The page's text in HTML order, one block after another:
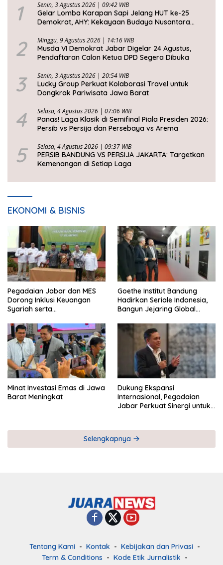
1 Senin, 3 Agustus 2026 | 09:42 WIB
Gelar Lomba Karapan Sapi Jelang HUT ke-25
Demokrat, AHY: Kekayaan Budaya Nusantara
2 Minggu, 9 Agustus 2026 | 14:16 WIB
Musda VI Demokrat Jabar Digelar 24 Agustus,
Pendaftaran Calon Ketua DPD Segera Dibuka
3 Senin, 3 Agustus 2026 | 20:54 WIB
Lucky Group Perkuat Kolaborasi Travel untuk
Dongkrak Pariwisata Jawa Barat
4 Selasa, 4 Agustus 2026 | 07:06 WIB
Panas! Laga Klasik di Semifinal Piala Presiden 2026:
Persib vs Persija dan Persebaya vs Arema
5 Selasa, 4 Agustus 2026 | 09:37 WIB
PERSIB BANDUNG VS PERSIJA JAKARTA: Targetkan
Kemenangan di Setiap Laga
EKONOMI & BISNIS
Pegadaian Jabar dan MES
Dorong Inklusi Keuangan
Syariah serta
Goethe Institut Bandung
Hadirkan Seriale Indonesia,
Bangun Jejaring Global
Minat Investasi Emas di Jawa
Barat Meningkat
Dukung Ekspansi
Internasional, Pegadaian
Jabar Perkuat Sinergi untuk
Selengkapnya
Tentang Kami Kontak
Kebijakan dan Privasi
Term & Conditions
Kode Etik Jurnalistik